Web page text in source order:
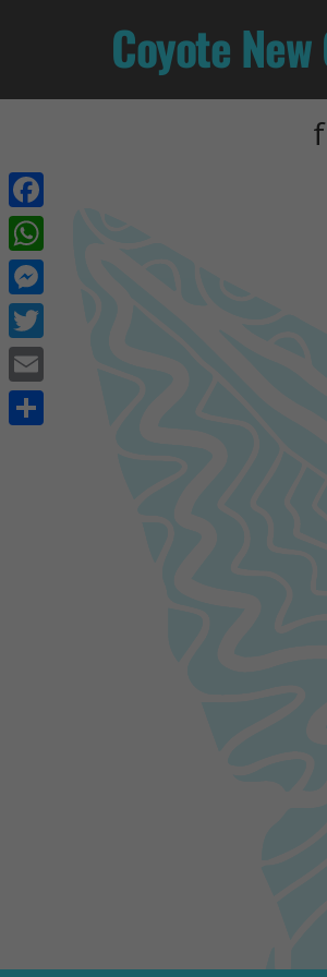
Coyote
Facebook
WhatsApp
Messenger
Twitter
Email